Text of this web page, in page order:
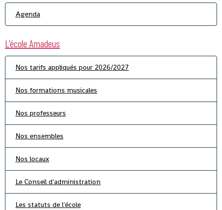
Agenda
L'école Amadeus
Nos tarifs appliqués pour 2026/2027
Nos formations musicales
Nos professeurs
Nos ensembles
Nos locaux
Le Conseil d'administration
Les statuts de l'école